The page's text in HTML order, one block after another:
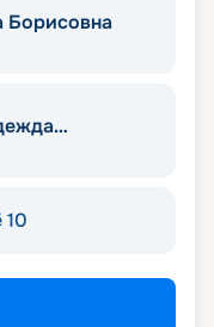
Борисовна
10